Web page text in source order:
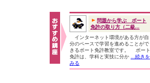
問題から学ぶ ボート
免許の取り方（二級...
インターネット環境がある方が自
分のペースで学習を進めることがで
きるボート免許教室です。 ボート
免許は、学科と実技に分か
...続きを
みる